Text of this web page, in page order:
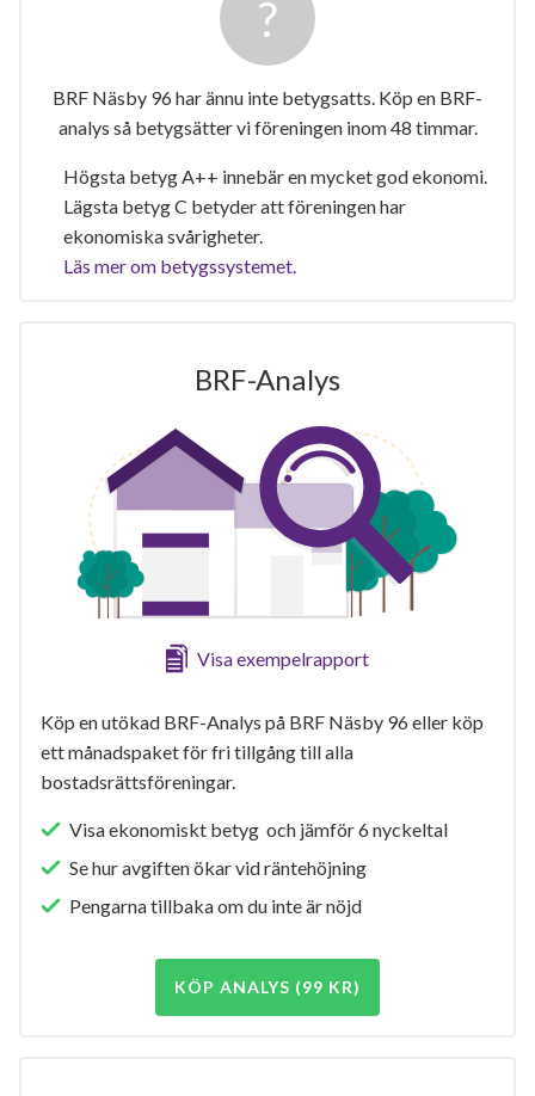
BRF Näsby 96 har ännu inte betygsatts. Köp en BRF-
analys så betygsätter vi föreningen inom 48 timmar.
Högsta betyg A++ innebär en mycket god ekonomi.
Lägsta betyg C betyder att föreningen har
ekonomiska svårigheter.
Läs mer om betygssystemet.
BRF-Analys
Visa exempelrapport
Köp en utökad BRF-Analys på BRF Näsby 96 eller köp
ett månadspaket för fri tillgång till alla
bostadsrättsföreningar.
Visa ekonomiskt betyg och jämför 6 nyckeltal
Se hur avgiften ökar vid räntehöjning
Pengarna tillbaka om du inte är nöjd
KÖP ANALYS (99 KR)